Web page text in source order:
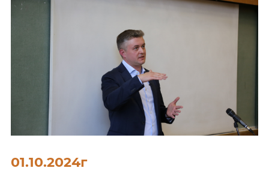
01.10.2024г